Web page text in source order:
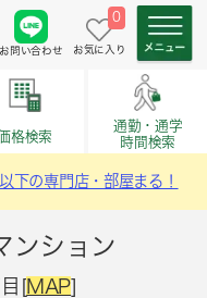
お問い合わせ
0
お気に入り
格検索
通勤・通学
時間検索
下の専門店・部屋まる！
ンション
[MAP]